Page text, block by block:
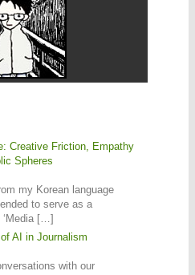
Creative Friction, Empathy
Spheres
my Korean language
to serve as a
[…]
AI in Journalism
with our